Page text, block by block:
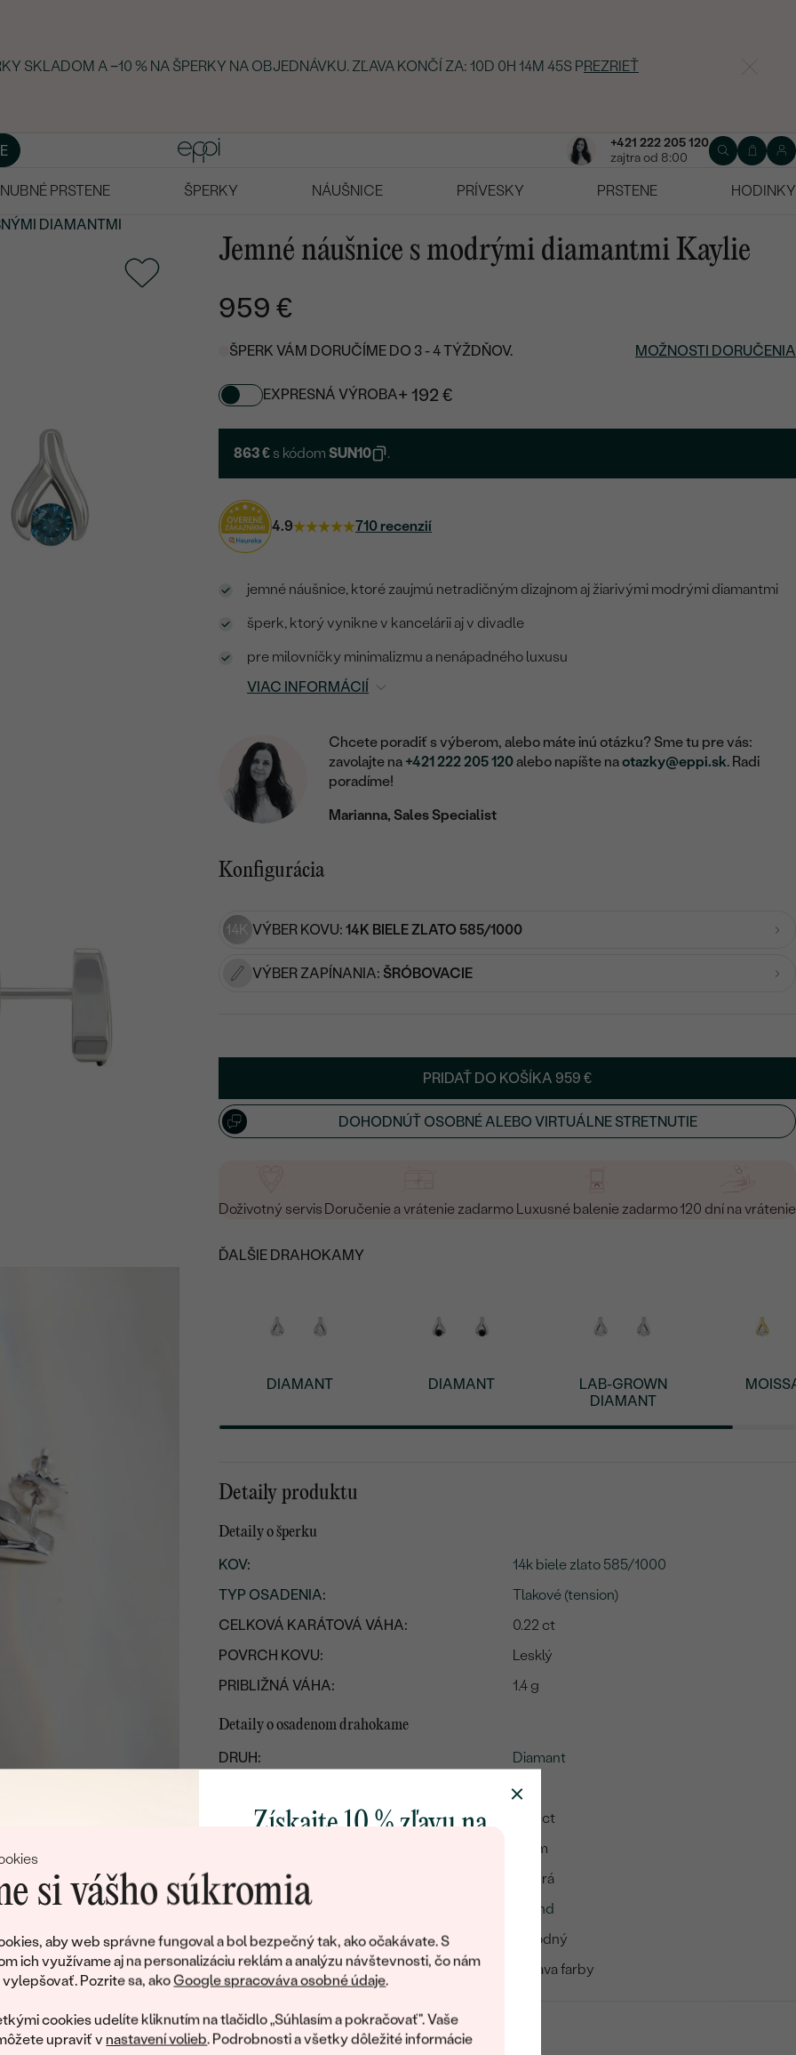
si vášho súkromia
aby web správne fungoval a bol bezpečný tak, ako očakávate. S
ich využívame aj na personalizáciu reklám a analýzu návštevnosti, čo nám
Pozrite sa, akoGoogle spracováva osobné údaje.
cookies udelíte kliknutím na tlačidlo „Súhlasím a pokračovať". Vaše
upraviť v nastavení volieb. Podrobnosti a všetky dôležité informácie
SKLADOM A −10 % NA ŠPERKY NA OBJEDNÁVKU. ZĽAVA KONČÍ ZA: 10D 0H 14M 44S PREZRIEŤ
+421 222 205 120
zajtra od 8:00
PRSTENE ŠPERKY NÁUŠNICE PRÍVESKY PRSTENE
HODINKY
DIAMANTMI
Jemné náušnice s modrými diamantmi Kaylie
959 €
ŠPERK VÁM DORUČÍME DO 3 - 4 TÝŽDŇOV. MOŽNOSTI DORUČENIA
EXPRESNÁ VÝROBA+ 192 €
863 € s kódomSUN10 .
4.9 710 recenzií
jemné náušnice, ktoré zaujmú netradičným dizajnom aj žiarivými modrými diamantmi
šperk, ktorý vynikne v kancelárii aj v divadle
pre milovníčky minimalizmu a nenápadného luxusu
VIAC INFORMÁCIÍ
Chcete poradiť s výberom, alebo máte inú otázku? Sme tu pre vás:
zavolajte na +421 222 205 120alebo napíšte naotazky@eppi.sk. Radi
poradíme!
Marianna, Sales Specialist
Konfigurácia
14K VÝBER KOVU: 14K BIELE ZLATO 585/1000
VÝBER ZAPÍNANIA: ŠRÓBOVACIE
PRIDAŤ DO KOŠÍKA 959 €
DOHODNÚŤ OSOBNÉ ALEBO VIRTUÁLNE STRETNUTIE
Doživotný servis Doručenie a vrátenie zadarmo Luxusné balenie zadarmo120 dní na vrátenie
ĎALŠIE DRAHOKAMY
DIAMANT DIAMANT
LAB-GROWN
DIAMANT
Detaily produktu
Detaily o šperku
KOV:
14k biele zlato 585/1000
TYP OSADENIA:
Tlakové (tension)
CELKOVÁ KARÁTOVÁ VÁHA:
0.22 ct
POVRCH KOVU:
Lesklý
PRIBLIŽNÁ VÁHA:
1.4 g
Detaily o osadenom drahokame
DRUH:
Diamant
2
KARÁTOVÁ VÁHA:
0.22 ct
3 mm
FARBA:
Modrá
TVAR:
Round
PÔVOD:
Prírodný
ÚPRAVY:
Úprava farby
Získajte 10 % zľavu na
poctivo vyrábaných šperkov Eppi.
Ako darček na privítanie vám
obratom pošleme zľavový kód na